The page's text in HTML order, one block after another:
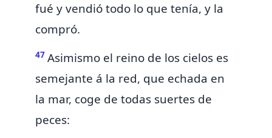
fué y vendió todo lo que tenía, y la
compró.
47 Asimismo el reino de los cielos es
semejante á la red, que echada en
la mar, coge de todas suertes de
peces: